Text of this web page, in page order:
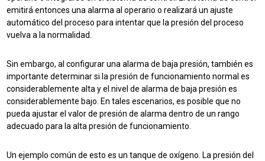
emitirá entonces una alarma al operario o realizará un ajuste
automático del proceso para intentar que la presión del proceso
vuelva a la normalidad.
Sin embargo, al configurar una alarma de baja presión, también es
importante determinar si la presión de funcionamiento normal es
considerablemente alta y el nivel de alarma de baja presión es
considerablemente bajo. En tales escenarios, es posible que no
pueda ajustar el valor de presión de alarma dentro de un rango
adecuado para la alta presión de funcionamiento.
Un ejemplo común de esto es un tanque de oxígeno. La presión del